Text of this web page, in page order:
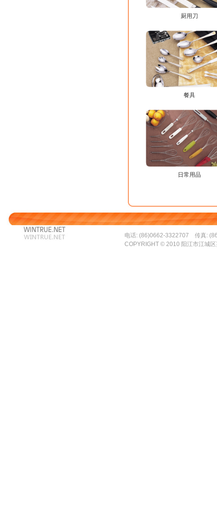
厨用刀
餐具
日常用品
电话: (86)0662-3322707 传真:
COPYRIGHT © 2010 阳江市江城